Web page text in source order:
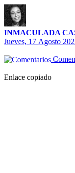
INMACULADA
Jueves, 17 Agosto
Enlace copiado